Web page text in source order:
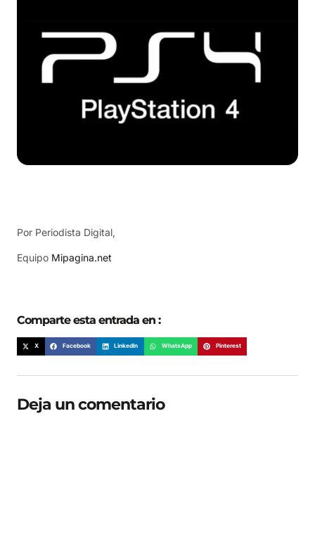
Por Periodista Digital,
Equipo Mipagina.net
Comparte esta entrada en :
X Facebook LinkedIn WhatsApp Pinterest
Deja un comentario